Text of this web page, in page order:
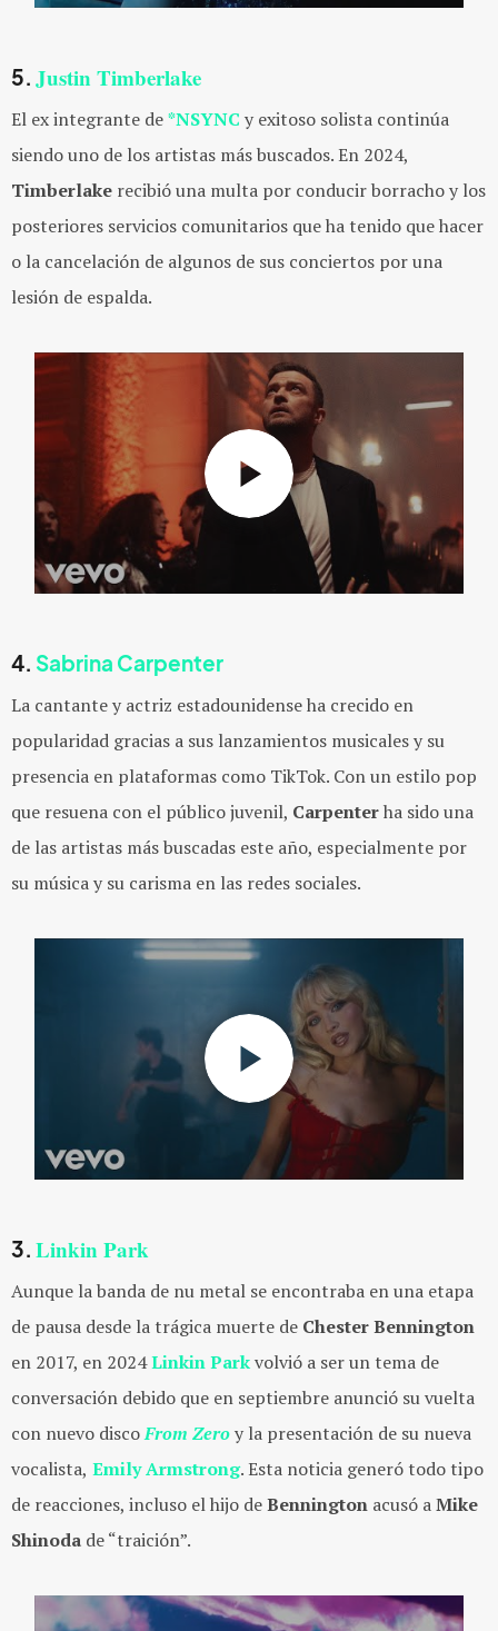
5. Justin Timberlake
El ex integrante de*NSYNC y exitoso solista continúa
siendo uno de los artistas más buscados. En 2024,
Timberlake recibió una multa por conducir borracho y los
posteriores servicios comunitarios que ha tenido que hacer
o la cancelación de algunos de sus conciertos por una
lesión de espalda.
4. Sabrina Carpenter
La cantante y actriz estadounidense ha crecido en
popularidad gracias a sus lanzamientos musicales y su
presencia en plataformas como TikTok. Con un estilo pop
que resuena con el público juvenil, Carpenterha sido una
de las artistas más buscadas este año, especialmente por
su música y su carisma en las redes sociales.
3. Linkin Park
Aunque la banda de nu metal se encontraba en una etapa
de pausa desde la trágica muerte de Chester Bennington
en 2017, en 2024Linkin Parkvolvió a ser un tema de
conversación debido que en septiembre anunció su vuelta
con nuevo discoFrom Zeroy la presentación de su nueva
vocalista, Emily Armstrong. Esta noticia generó todo tipo
de reacciones, incluso el hijo deBennington acusó aMike
Shinoda de “traición”.